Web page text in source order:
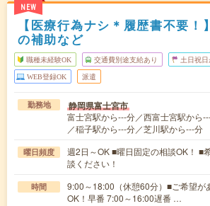
NEW
【医療行為ナシ＊履歴書不要！
の補助など
職種未経験OK 交通費別途支給あり 土日祝
WEB登録OK 派遣
勤務地 静岡県富士宮市
富士宮駅から---分／西富士宮駅から
／稲子駅から---分／芝川駅から---分
曜日頻度
週2日～OK ■曜日固定の相談OK！ ■
談ください！
時間
9:00～18:00（休憩60分）■ご希望が
OK！早番 7:00～16:00遅番 …